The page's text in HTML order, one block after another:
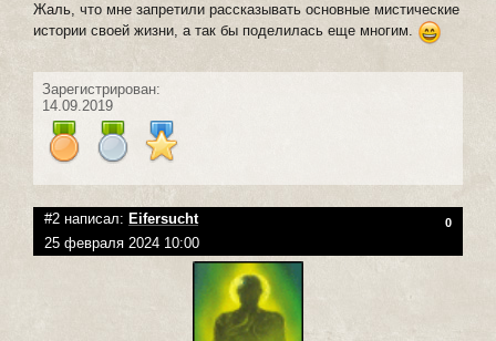
Жаль, что мне запретили рассказывать основные мистические
истории своей жизни, а так бы поделилась еще многим.
Зарегистрирован:
14.09.2019
#2 написал: Eifersucht 0
25 февраля 2024 10:00